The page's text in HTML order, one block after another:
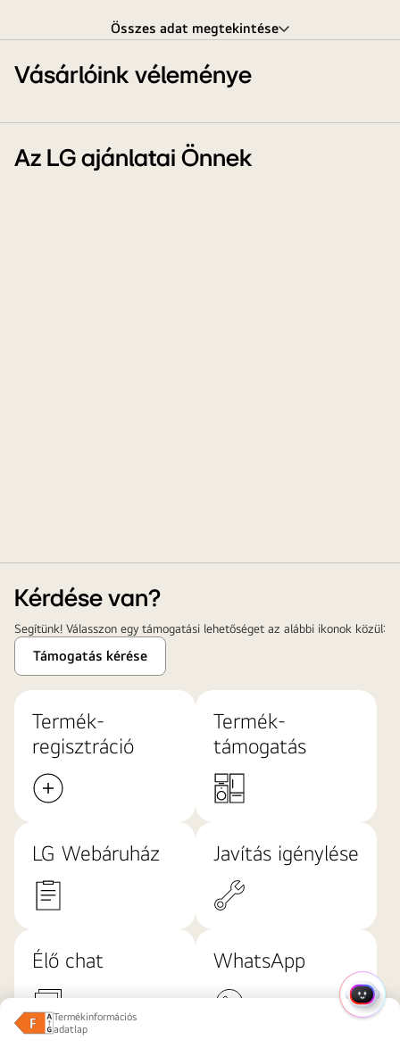
Termékinformációs
adatlap
Összes adat megtekintése
Vásárlóink véleménye
Az LG ajánlatai Önnek
Kérdése van?
Segítünk! Válasszon egy támogatási lehetőséget az alábbi ikonok közül:
Támogatás kérése
Termék-
regisztráció
Termék-
támogatás
LG Webáruház Javítás igénylése
Élő chat WhatsApp